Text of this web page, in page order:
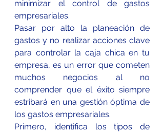
minimizar el control de gastos
empresariales.
Pasar por alto la planeación de
gastos y no realizar acciones clave
para controlar la caja chica en tu
empresa, es un error que cometen
muchos negocios al no
comprender que el éxito siempre
estribará en una gestión óptima de
los gastos empresariales.
Primero, identifica los tipos de